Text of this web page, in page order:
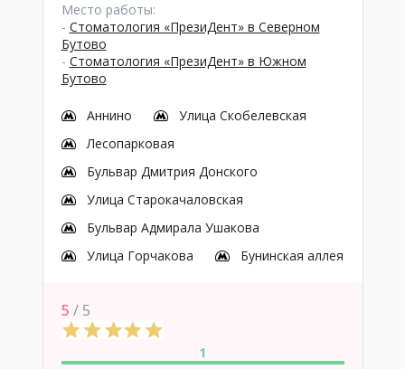
Место работы:
- Стоматология «ПрезиДент» в Северном
Бутово
- Стоматология «ПрезиДент» в Южном
Бутово
Аннино
Улица Скобелевская
Лесопарковая
Бульвар Дмитрия Донского
Улица Старокачаловская
Бульвар Адмирала Ушакова
Улица Горчакова
Бунинская аллея
5 / 5
1